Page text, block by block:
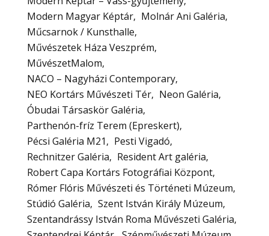
Modern Magyar Képtár
Molnár Ani Galéria
Műcsarnok / Kunsthalle
Művészetek Háza Veszprém
MűvészetMalom
NACO – Nagyházi Contemporary
NEO Kortárs Művészeti Tér
Neon Galéria
Óbudai Társaskör Galéria
Parthenón-fríz Terem (Epreskert)
Pécsi Galéria M21
Pesti Vigadó
Rechnitzer Galéria
Resident Art galéria
Robert Capa Kortárs Fotográfiai Központ
Rómer Flóris Művészeti és Történeti Múzeum
Stúdió Galéria
Szent István Király Múzeum
Szentandrássy István Roma Művészeti Galéria